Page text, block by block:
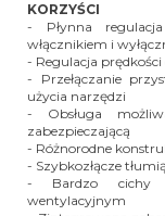
KORZYŚCI
- Płynna
włącznikiem i
- Regulacja
- Przełączanie
użycia narzędzi
- Obsługa
zabezpieczającą
- Różnorodne
- Szybkozłącze
- Bardzo cichy
wentylacyjnym